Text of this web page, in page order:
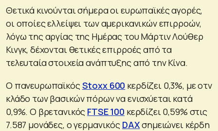
Θετικά κινούνται σήμερα οι ευρωπαϊκές αγορές,
οι οποίες ελλείψει των αμερικανικών επιρροών,
λόγω της αργίας της Ημέρας του Μάρτιν Λούθερ
Κινγκ, δέχονται θετικές επιρροές από τα
τελευταία στοιχεία ανάπτυξης από την Κίνα.
Ο πανευρωπαϊκόςStoxx 600 κερδίζει 0,3%, με οτν
κλάδο των βασικών πόρων να ενισχύεται κατά
0,9%. Ο βρετανικός FTSE 100 κερδίζει 0,59% στις
7.587 μονάδες, ο γερμανικός DAXσημειώνει κέρδη